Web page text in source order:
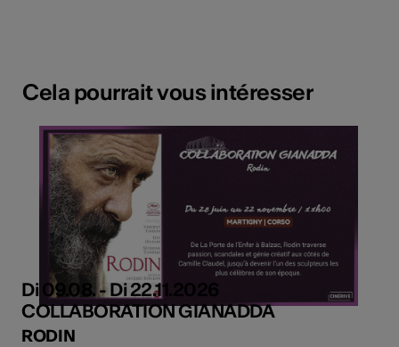
Cela pourrait vous intéresser
Di 09.08. - Di 22.11.2026
COLLABORATION GIANADDA
RODIN